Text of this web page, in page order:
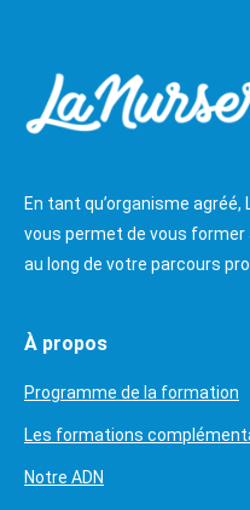
En tant qu’organisme
vous permet de vous
au long de votre parcours
À propos
Programme de la formation
Les formations
Notre ADN